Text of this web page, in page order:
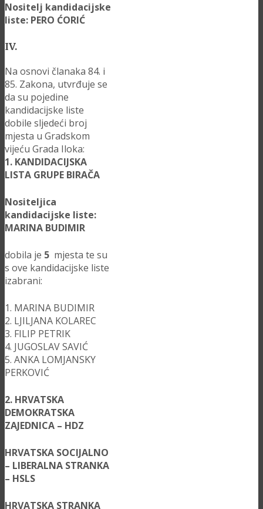
Nositelj kandidacijske
liste: PERO ĆORIĆ
IV.
Na osnovi članaka 84. i
85. Zakona, utvrđuje se
da su pojedine
kandidacijske liste
dobile sljedeći broj
mjesta u Gradskom
vijeću Grada Iloka:
1. KANDIDACIJSKA
LISTA GRUPE BIRAČA
Nositeljica
kandidacijske liste:
MARINA BUDIMIR
dobila je 5 mjesta te su
s ove kandidacijske liste
izabrani:
1. MARINA BUDIMIR
2. LJILJANA KOLAREC
3. FILIP PETRIK
4. JUGOSLAV SAVIĆ
5. ANKA LOMJANSKY
PERKOVIĆ
2. HRVATSKA
DEMOKRATSKA
ZAJEDNICA – HDZ
HRVATSKA SOCIJALNO
– LIBERALNA STRANKA
– HSLS
HRVATSKA STRANKA